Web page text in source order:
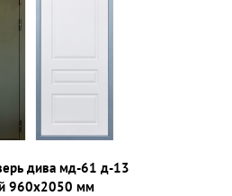
дива мд-61 д-13
960х2050 мм